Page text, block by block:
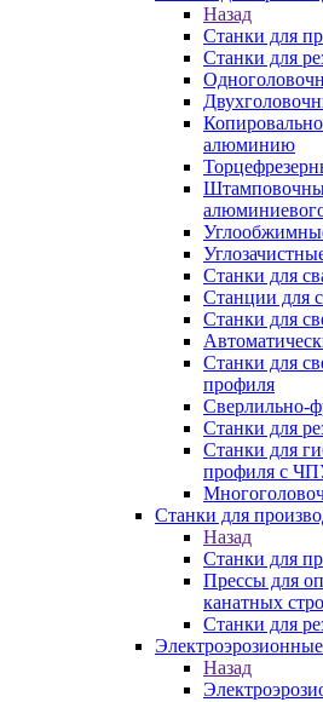
Назад
Станки для
Станки для
алюминию
Станки для
Станции для
Станки для
Станки для
профиля
Сверлильно-
Станки для
Станки для
профиля с
Станки для
Назад
Станки для
Прессы для
канатных
Станки для
Назад